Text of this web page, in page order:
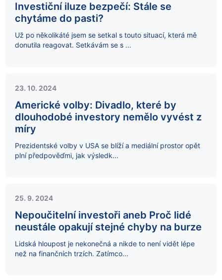
Investiční iluze bezpečí: Stále se
chytáme do pasti?
Už po několikáté jsem se setkal s touto situací, která mě
donutila reagovat. Setkávám se s ...
23. 10. 2024
Americké volby: Divadlo, které by
dlouhodobé investory nemělo vyvést z
míry
Prezidentské volby v USA se blíží a mediální prostor opět
plní předpověďmi, jak výsledk...
25. 9. 2024
Nepoučitelní investoři aneb Proč lidé
neustále opakují stejné chyby na burze
Lidská hloupost je nekonečná a nikde to není vidět lépe
než na finančních trzích. Zatímco...